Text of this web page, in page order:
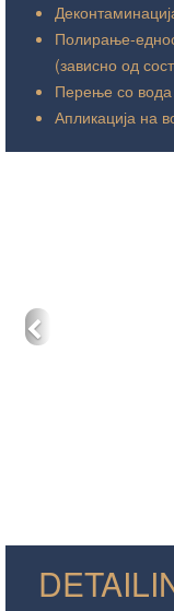
Полирање-
(зависно од
Перење со вода
Апликација на
Претходно